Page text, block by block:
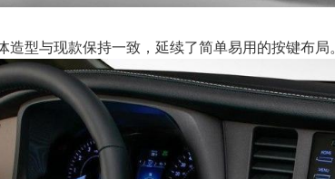
造型与现款保持一致，延续了简单易用的按键布局。